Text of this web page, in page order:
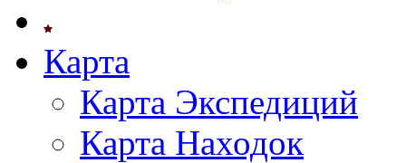
Карта
Карта Экспедиций
Карта Находок